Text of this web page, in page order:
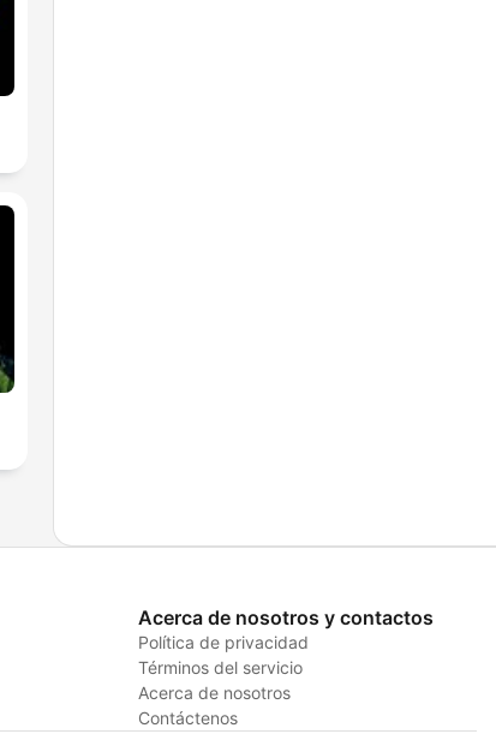
Acerca de nosotros y contactos
Política de privacidad
Términos del servicio
Acerca de nosotros
Contáctenos